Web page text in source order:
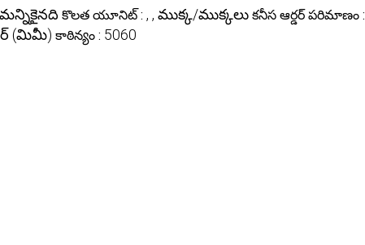
మన్నికైనది కొలత యూనిట్ : , , ముక్క/ముక్కలు కనీస ఆర్డర్ పరిమాణం :
(మిమీ) కాఠిన్యం : 5060